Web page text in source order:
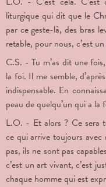
liturgique qui dit que le
par ce geste-là, des bras
retable, pour nous, c’est
C.S. - Tu m’as dit une
la foi. Il me semble,
indispensable. En
peau de quelqu’un qui a la
L.O. - Et alors ? Ce sera
ce qui arrive toujours
pas, ils ne sont pas
c’est un art vivant, c’est
chaque homme qui est